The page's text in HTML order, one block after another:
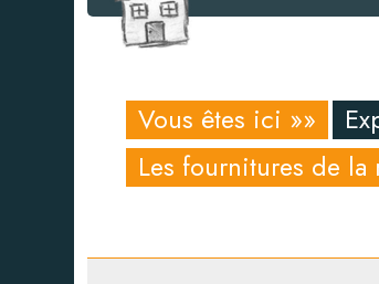
Vous êtes ici »»
Les fournitures de